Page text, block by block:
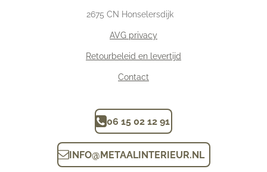
2675 CN Honselersdijk
AVG privacy
Retourbeleid en levertijd
Contact
06 15 02 12 91
INFO@METAALINTERIEUR.NL